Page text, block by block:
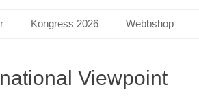
Kongress 2026 Webbshop
Viewpoint